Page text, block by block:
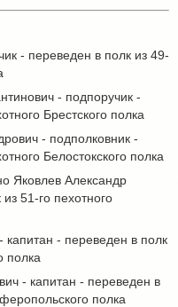
- переведен в полк из 49-
- подпоручик -
Брестского полка
- подполковник -
Белостокского полка
Яковлев Александр
51-го пехотного
- переведен в полк
полка
- капитан - переведен в
полка